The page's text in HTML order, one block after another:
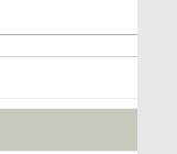
企業/団体からの